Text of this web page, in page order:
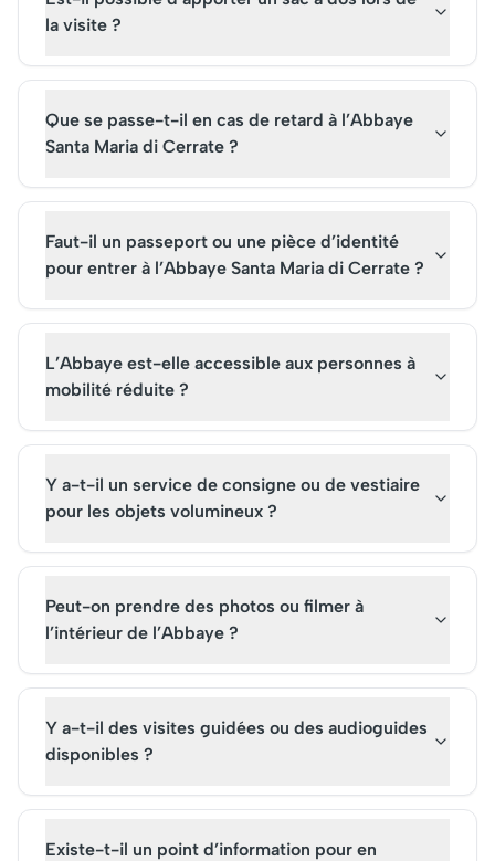
la visite ?
Que se passe-t-il en cas de retard à l’Abbaye
Santa Maria di Cerrate ?
Faut-il un passeport ou une pièce d’identité
pour entrer à l’Abbaye Santa Maria di Cerrate ?
L’Abbaye est-elle accessible aux personnes à
mobilité réduite ?
Y a-t-il un service de consigne ou de vestiaire
pour les objets volumineux ?
Peut-on prendre des photos ou filmer à
l’intérieur de l’Abbaye ?
Y a-t-il des visites guidées ou des audioguides
disponibles ?
Existe-t-il un point d’information pour en